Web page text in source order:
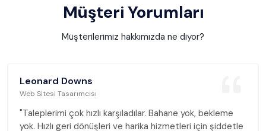
Müşteri Yorumları
Müşterilerimiz hakkımızda ne diyor?
Leonard Downs
Web Sitesi Tasarımcısı
"Taleplerimi çok hızlı karşıladılar. Bahane yok, bekleme
yok. Hızlı geri dönüşleri ve harika hizmetleri için şiddetle